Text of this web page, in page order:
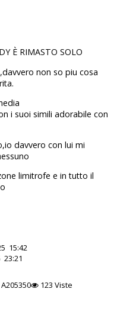
È RIMASTO SOLO
non so piu cosa
i suoi simili adorabile con
davvero con lui mi
limitrofe e in tutto il
15:42
123 Viste